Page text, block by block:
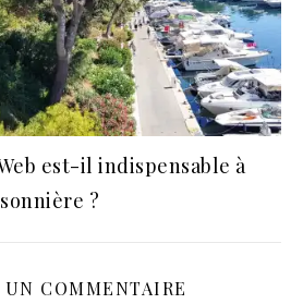
est-il indispensable à
?
COMMENTAIRE